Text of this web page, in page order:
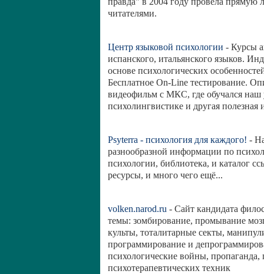
читателями.
Центр языковой психологии - Курсы
испанского, итальянского языков.
основе психологических
Бесплатное On-Line тестирование.
видеофильм с МКС, где обучался наш
психолингвистике и другая
Psyterra - психология для каждого! -
разнообразной информации по
психологии, библиотека, и каталог
ресурсы, и много чего ещё...
volken.narod.ru - Сайт кандидата
темы: зомбирование, промывание
культы, тоталитарные секты,
программирование и
психологические войны,
психотерапевтических техник